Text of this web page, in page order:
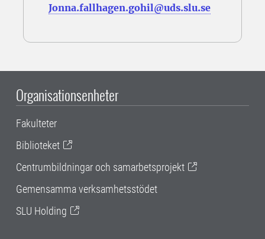
Jonna.fallhagen.gohil@uds.slu.se
Organisationsenheter
Fakulteter
Biblioteket
Centrumbildningar och samarbetsprojekt
Gemensamma verksamhetsstödet
SLU Holding